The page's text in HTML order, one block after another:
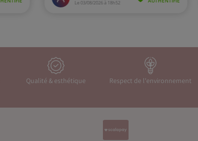
Qualité & esthétique Respect de l'environnement